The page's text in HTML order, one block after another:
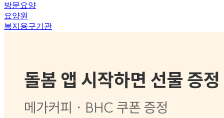
방문요양
요양원
복지용구기관